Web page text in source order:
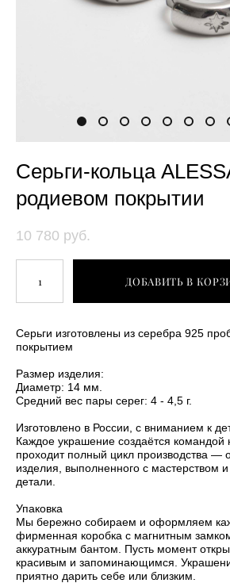
Серьги-кольца
родиевом покрытии
10 780 pуб.
ДОБАВИТЬ В
Серьги изготовлены из серебра 925
покрытием
Размер изделия:
Диаметр: 14 мм.
Средний вес пары серег: 4 - 4,5 г.
Изготовлено в России, с вниманием к
Каждое украшение создаётся командой
проходит полный цикл производства —
изделия, выполненного с мастерством
детали.
Упаковка
Мы бережно собираем и оформляем
фирменная коробка с магнитным
аккуратным бантом. Пусть момент
красивым и запоминающимся.
приятно дарить себе или близким.